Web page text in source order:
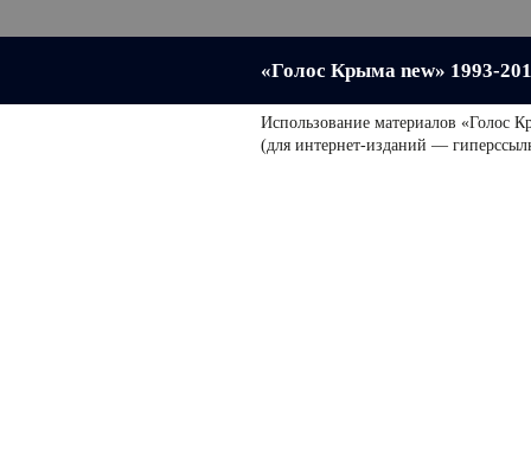
«Голос Крыма new» 1993-
Использование материалов «Голос
(для интернет-изданий —